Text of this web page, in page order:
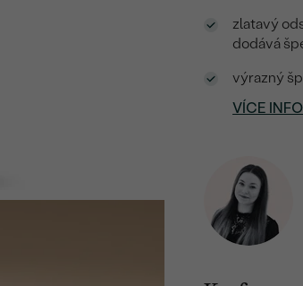
zlatavý
dodává
výrazný
VÍCE